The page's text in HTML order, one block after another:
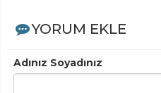
YORUM EKLE
Adınız Soyadınız